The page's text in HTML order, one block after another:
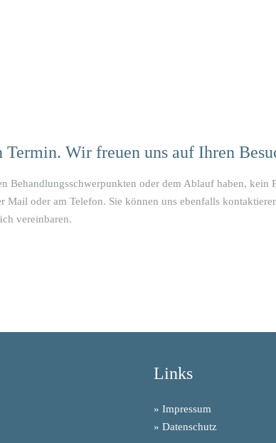
Termin. Wir freuen uns auf Ihren
Behandlungsschwerpunkten oder dem Ablauf haben, kein
Mail oder am Telefon. Sie können uns ebenfalls
vereinbaren.
Links
» Impressum
» Datenschutz